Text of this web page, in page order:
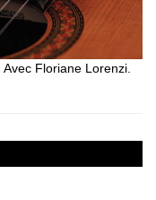
Floriane Lorenzi.